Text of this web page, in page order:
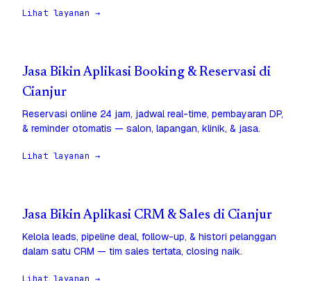
Lihat layanan →
Jasa Bikin Aplikasi Booking & Reservasi di
Cianjur
Reservasi online 24 jam, jadwal real-time, pembayaran DP,
& reminder otomatis — salon, lapangan, klinik, & jasa.
Lihat layanan →
Jasa Bikin Aplikasi CRM & Sales di Cianjur
Kelola leads, pipeline deal, follow-up, & histori pelanggan
dalam satu CRM — tim sales tertata, closing naik.